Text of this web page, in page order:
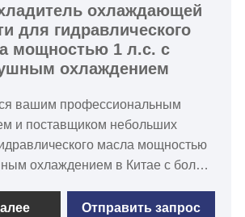
Спиральный компрессор
змеевик в масляном баке из
(стандартный) /
заказу)
охлаждающей
для гидравлического
мощностью 1 л.с. с
охлаждением
вашим профессиональным
и поставщиком небольших
масла мощностью
охлаждением в Китае с более
жидкости для
Отправить запрос